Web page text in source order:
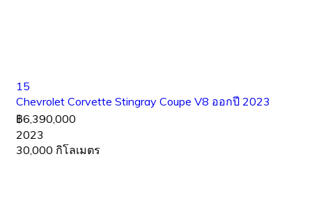
15
Chevrolet Corvette Stingray Coupe V8 ออกปี 2023
฿6,390,000
2023
30,000 กิโลเมตร